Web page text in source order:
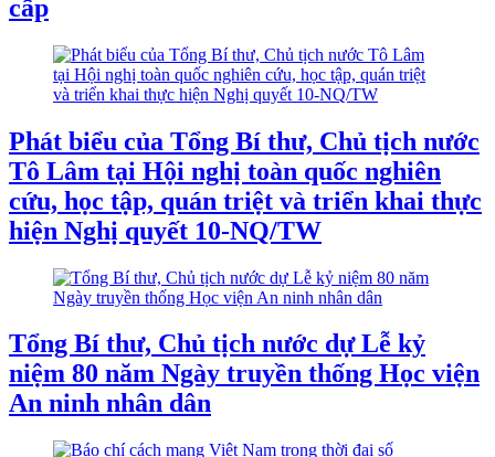
cấp
Phát biểu của Tổng Bí thư, Chủ tịch nước
Tô Lâm tại Hội nghị toàn quốc nghiên
cứu, học tập, quán triệt và triển khai thực
hiện Nghị quyết 10-NQ/TW
Tổng Bí thư, Chủ tịch nước dự Lễ kỷ
niệm 80 năm Ngày truyền thống Học viện
An ninh nhân dân